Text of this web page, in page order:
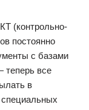
(контрольно-
постоянно
с базами
теперь все
в